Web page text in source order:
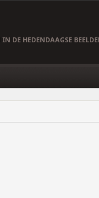
DE HEDENDAAGSE